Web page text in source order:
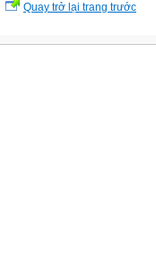
Quay trở lại trang trước